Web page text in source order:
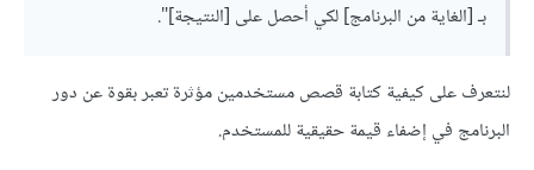
بـ [الغاية من البرنامج] لكي أحصل على [النتيجة]".
لنتعرف على كيفية كتابة قصص مستخدمين مؤثرة تعبر بقوة عن دور
البرنامج في إضفاء قيمة حقيقية للمستخدم.